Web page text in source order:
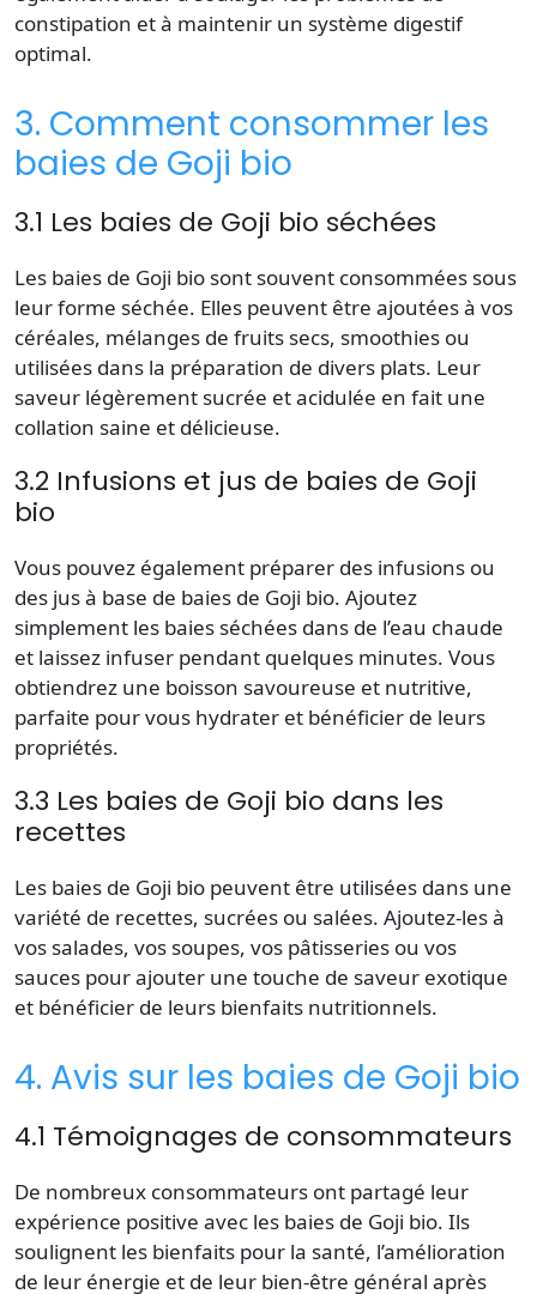
constipation et à maintenir un système digestif
optimal.
3. Comment consommer les
baies de Goji bio
3.1 Les baies de Goji bio séchées
Les baies de Goji bio sont souvent consommées sous
leur forme séchée. Elles peuvent être ajoutées à vos
céréales, mélanges de fruits secs, smoothies ou
utilisées dans la préparation de divers plats. Leur
saveur légèrement sucrée et acidulée en fait une
collation saine et délicieuse.
3.2 Infusions et jus de baies de Goji
bio
Vous pouvez également préparer des infusions ou
des jus à base de baies de Goji bio. Ajoutez
simplement les baies séchées dans de l’eau chaude
et laissez infuser pendant quelques minutes. Vous
obtiendrez une boisson savoureuse et nutritive,
parfaite pour vous hydrater et bénéficier de leurs
propriétés.
3.3 Les baies de Goji bio dans les
recettes
Les baies de Goji bio peuvent être utilisées dans une
variété de recettes, sucrées ou salées. Ajoutez-les à
vos salades, vos soupes, vos pâtisseries ou vos
sauces pour ajouter une touche de saveur exotique
et bénéficier de leurs bienfaits nutritionnels.
4. Avis sur les baies de Goji bio
4.1 Témoignages de consommateurs
De nombreux consommateurs ont partagé leur
expérience positive avec les baies de Goji bio. Ils
soulignent les bienfaits pour la santé, l’amélioration
de leur énergie et de leur bien-être général après